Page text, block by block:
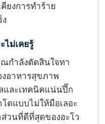
ยงการทำร้าย
ไม่เคยรู้
กำลังตัดสินใจทา
อาหารสุขภาพ
ละเทคนิคแน่นปึ๊ก
ดแบบไม่ให้มือเลอะ
วนที่ดีที่สุดของอะโว